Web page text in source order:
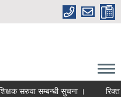
सरुवा सम्बन्धी सुचना । रिक्त